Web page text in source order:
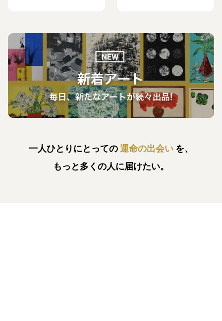
一人ひとりにとっての運命の出会い を、
もっと多くの人に届けたい。